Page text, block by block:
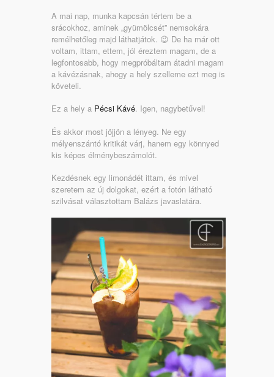
A mai nap, munka kapcsán tértem be a
srácokhoz, aminek „gyümölcsét” nemsokára
remélhetőleg majd láthatjátok. 😉 De ha már ott
voltam, ittam, ettem, jól éreztem magam, de a
legfontosabb, hogy megpróbáltam átadni magam
a kávézásnak, ahogy a hely szelleme ezt meg is
követeli.
Ez a hely a Pécsi Kávé. Igen, nagybetűvel!
És akkor most jöjjön a lényeg. Ne egy
mélyenszántó kritikát várj, hanem egy könnyed
kis képes élménybeszámolót.
Kezdésnek egy limonádét ittam, és mivel
szeretem az új dolgokat, ezért a fotón látható
szilvásat választottam Balázs javaslatára.